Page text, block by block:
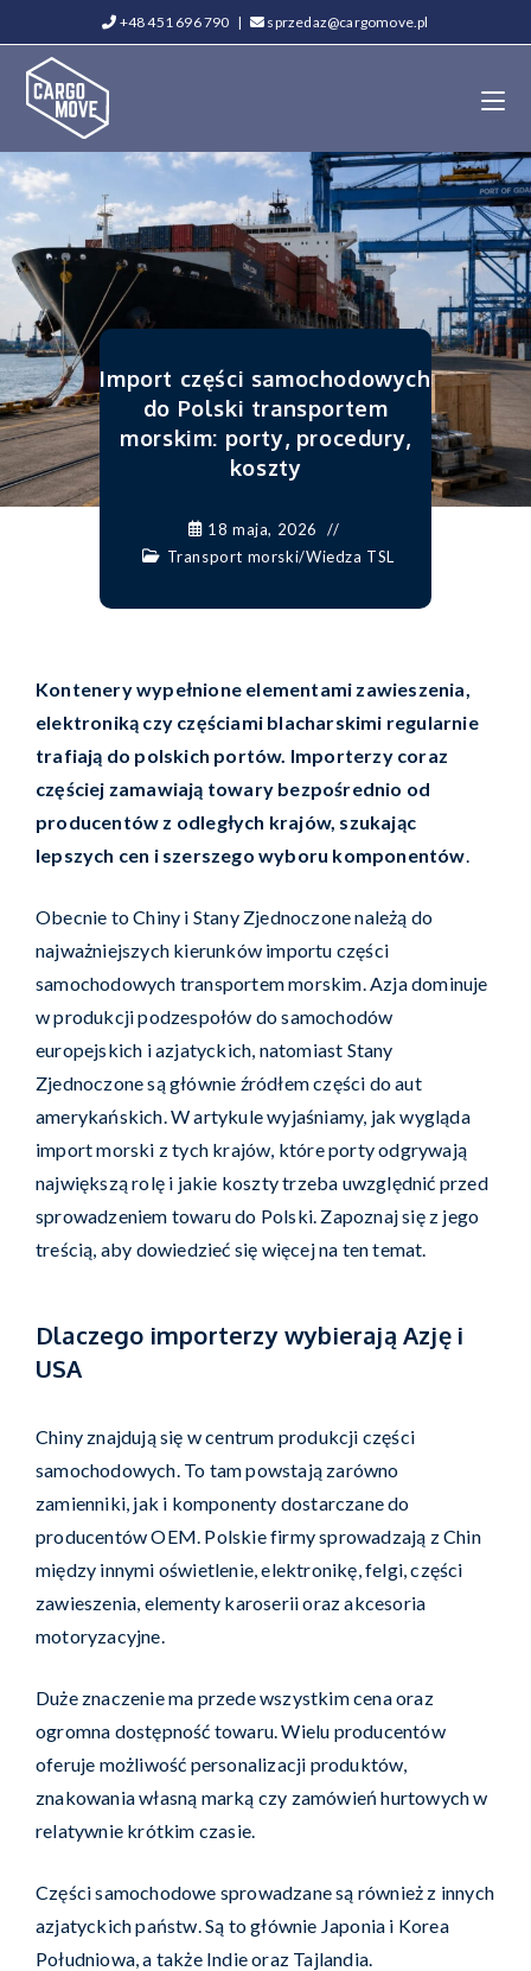
+48 451 696 790 | sprzedaz@cargomove.pl
Import części samochodowych
do Polski transportem
morskim: porty, procedury,
koszty
18 maja, 2026
Transport morski/Wiedza TSL
Kontenery wypełnione elementami zawieszenia,
elektroniką czy częściami blacharskimi regularnie
trafiają do polskich portów. Importerzy coraz
częściej zamawiają towary bezpośrednio od
producentów z odległych krajów, szukając
lepszych cen i szerszego wyboru komponentów
Obecnie to Chiny i Stany Zjednoczone należą do
najważniejszych kierunków importu części
samochodowych transportem morskim. Azja dominuje
w produkcji podzespołów do samochodów
europejskich i azjatyckich, natomiast Stany
Zjednoczone są głównie źródłem części do aut
amerykańskich. W artykule wyjaśniamy, jak wygląda
import morski z tych krajów, które porty odgrywają
największą rolę i jakie koszty trzeba uwzględnić przed
sprowadzeniem towaru do Polski. Zapoznaj się z jego
treścią, aby dowiedzieć się więcej na ten temat.
Dlaczego importerzy wybierają Azję i
USA
Chiny znajdują się w centrum produkcji części
samochodowych. To tam powstają zarówno
zamienniki, jak i komponenty dostarczane do
producentów OEM. Polskie firmy sprowadzają z Chin
między innymi oświetlenie, elektronikę, felgi, części
zawieszenia, elementy karoserii oraz akcesoria
motoryzacyjne.
Duże znaczenie ma przede wszystkim cena oraz
ogromna dostępność towaru. Wielu producentów
oferuje możliwość personalizacji produktów,
znakowania własną marką czy zamówień hurtowych w
relatywnie krótkim czasie.
Części samochodowe sprowadzane są również z innych
azjatyckich państw. Są to głównie Japonia i Korea
Południowa, a także Indie oraz Tajlandia.